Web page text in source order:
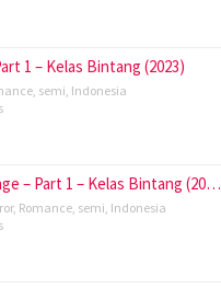
1 – Kelas Bintang (2023)
semi Indonesia
– Part 1 – Kelas Bintang (20…
, Romance semi Indonesia